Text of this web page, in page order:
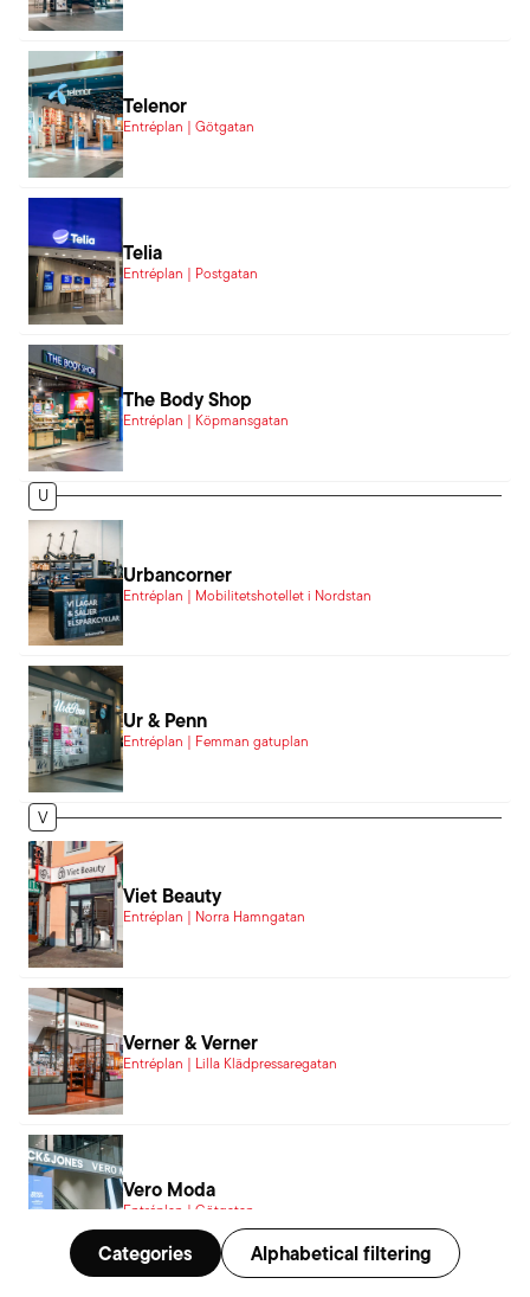
Telenor
Entréplan | Götgatan
Telia
Entréplan | Postgatan
The Body Shop
Entréplan | Köpmansgatan
U
Urbancorner
Entréplan | Mobilitetshotellet i Nordstan
Ur & Penn
Entréplan | Femman gatuplan
V
Viet Beauty
Entréplan | Norra Hamngatan
Verner & Verner
Entréplan | Lilla Klädpressaregatan
Vero Moda
Entréplan | Götgatan
Categories Alphabetical filtering